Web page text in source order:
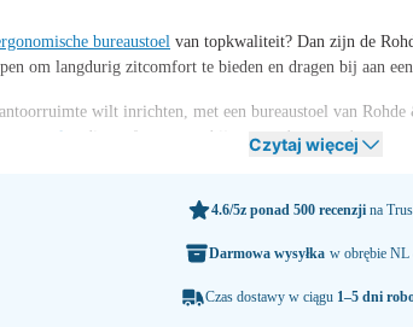
bureaustoel van topkwaliteit? Dan zijn de
om langdurig zitcomfort te bieden en dragen bij aan
wilt inrichten, met een bureaustoel van
die perfect passen bij een moderne en
Czytaj więcej
4.6/5z ponad 500 recenzji na
Darmowa wysyłka w obrębie
Czas dostawy w ciągu 1–5 dni